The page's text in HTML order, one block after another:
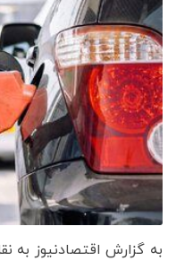
به گزارش اقتصادنیوز به